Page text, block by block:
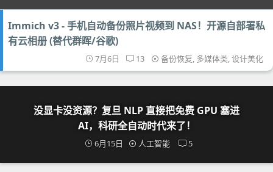
Immich v3 - 手机自动备份照片视频到 NAS！开源自部署私
有云相册 (替代群晖/谷歌)
7月6日 13 备份恢复, 多媒体类,设计美化
没显卡没资源？复旦 NLP 直接把免费 GPU 塞进
AI，科研全自动时代来了！
6月15日 人工智能 5